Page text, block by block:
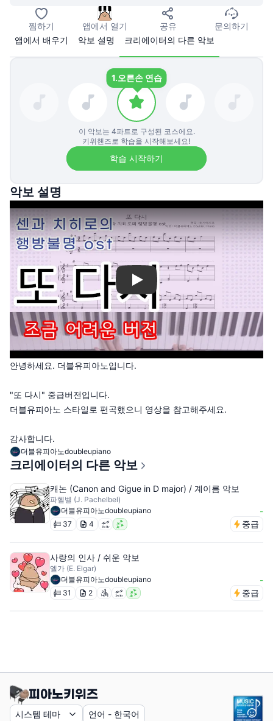
찜하기 앱에서 열기 공유
문의하기
앱에서 배우기
악보 설명 크리에이터의 다른 악보
1.오른손 연습
이 악보는 4파트로 구성된 코스에요.
키위핸즈로 학습을 시작해보세요!
학습 시작하기
악보 설명
Play
안녕하세요. 더블유피아노입니다.
"또 다시" 중급버전입니다.
더블유피아노 스타일로 편곡했으니 영상을 참고해주세요.
감사합니다.
더블유피아노doubleupiano
크리에이터의 다른 악보
캐논 (Canon and Gigue in D major) / 계이름 악보
파헬벨 (J. Pachelbel)
더블유피아노doubleupiano
-
37 4 중급
사랑의 인사 / 쉬운 악보
엘가 (E. Elgar)
더블유피아노doubleupiano
-
31 2 중급
시스템 테마 언어 - 한국어